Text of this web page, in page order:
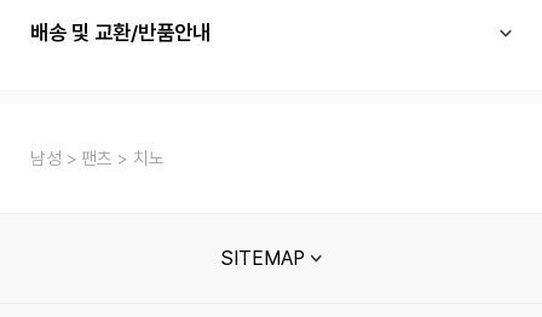
배송 및 교환/반품안내
남성 팬츠 치노
SITEMAP